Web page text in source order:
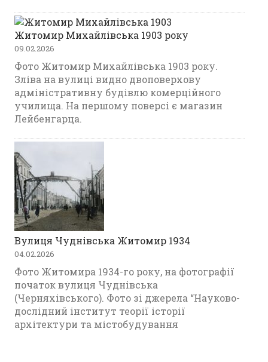
Житомир Михайлівська 1903 року
09.02.2026
Фото Житомир Михайлівська 1903 року.
Зліва на вулиці видно двоповерхову
адміністративну будівлю комерційного
училища. На першому поверсі є магазин
Лейбенгарца.
Вулиця Чуднівська Житомир 1934
04.02.2026
Фото Житомира 1934-го року, на фотографії
початок вулиця Чуднівська
(Черняхівського). Фото зі джерела “Науково-
дослідний інститут теорії історії
архітектури та містобудування